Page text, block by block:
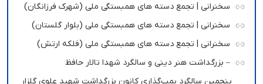
سخنرانی | تجمع دسته های همبستگی ملی (شهرک فرزانگان)
سخنرانی | تجمع دسته های همبستگی ملی (بلوار گلستان)
سخنرانی | تجمع دسته های همبستگی ملی (فلکه ارتش)
– بزرگداشت هنر دینی و سالگرد شهدا تالار حافظ
پنجمین سالگرد بمب‌گذاری کانون بزرگداشت شهید علوی گلزار